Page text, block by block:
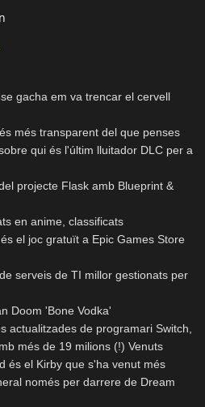
gacha em va trencar el cervell
més transparent del que penses
qui és l'últim lluitador DLC per a
projecte Flask amb Blueprint &
en anime, classificats
el joc gratuït a Epic Games Store
serveis de TI millor gestionats per
Doom 'Bone Vodka'
actualitzades de programari Switch,
més de 19 milions (!) Venuts
és el Kirby que s'ha venut més
només per darrere de Dream